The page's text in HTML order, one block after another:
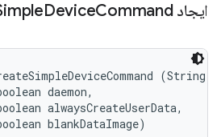
ایجاد Simple DeviceCommand
(String
daemon,
alwaysCreateUserData,
blankDataImage)